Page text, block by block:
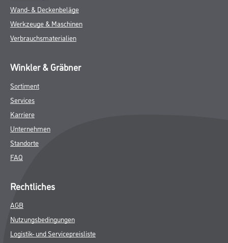
Wand- & Deckenbeläge
Werkzeuge & Maschinen
Verbrauchsmaterialien
Winkler & Gräbner
Sortiment
Services
Karriere
Unternehmen
Standorte
FAQ
Rechtliches
AGB
Nutzungsbedingungen
Logistik- und Servicepreisliste